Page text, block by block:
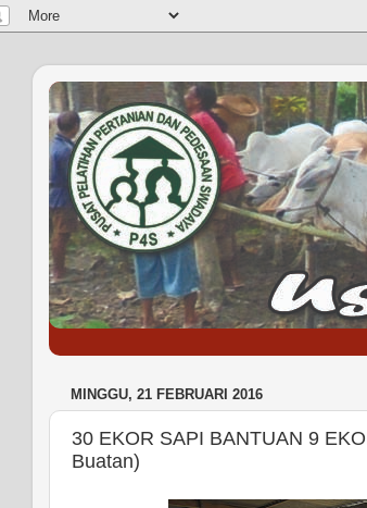
MINGGU, 21 FEBRUARI 2016
30 EKOR SAPI BANTUAN 9
Buatan)